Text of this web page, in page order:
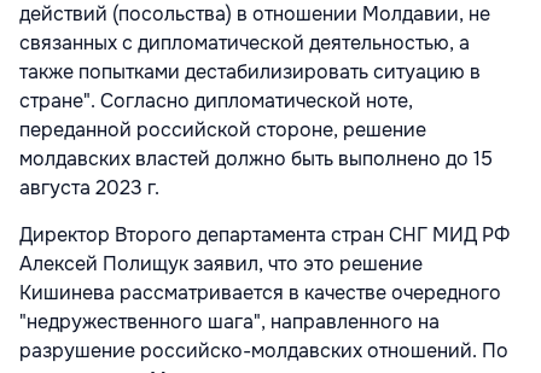
действий (посольства) в отношении Молдавии, не
связанных с дипломатической деятельностью, а
также попытками дестабилизировать ситуацию в
стране". Согласно дипломатической ноте,
переданной российской стороне, решение
молдавских властей должно быть выполнено до 15
августа 2023 г.
Директор Второго департамента стран СНГ МИД РФ
Алексей Полищук заявил, что это решение
Кишинева рассматривается в качестве очередного
"недружественного шага", направленного на
разрушение российско-молдавских отношений. По